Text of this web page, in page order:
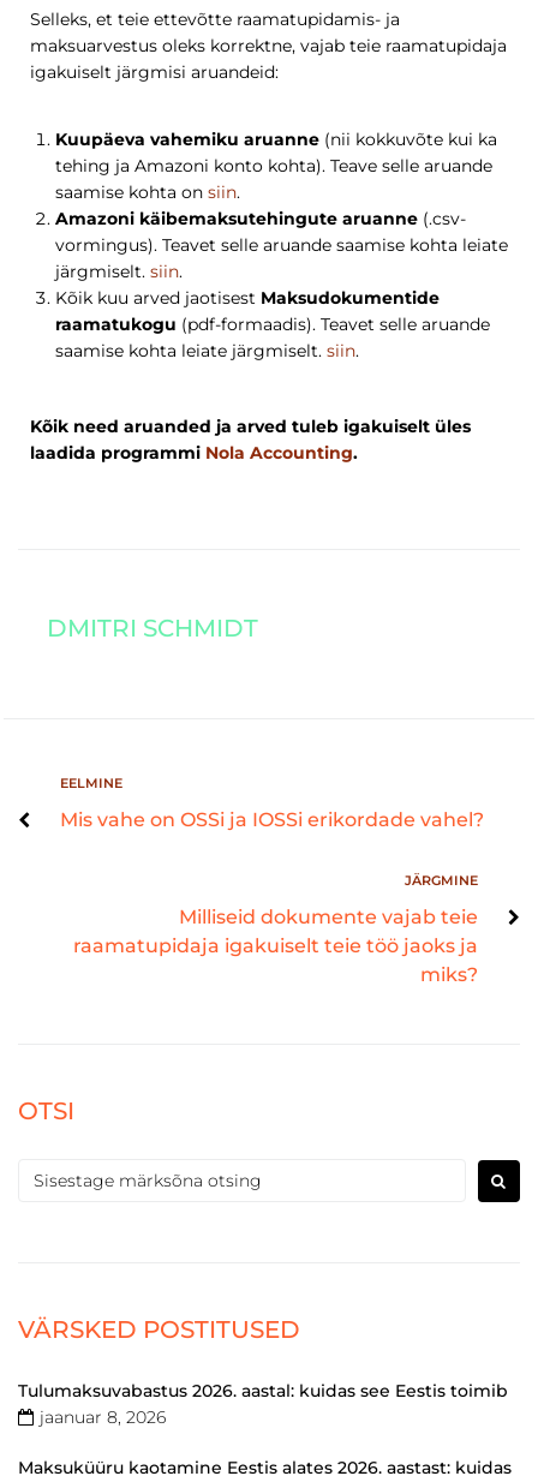
Selleks, et teie ettevõtte raamatupidamis- ja
maksuarvestus oleks korrektne, vajab teie raamatupidaja
igakuiselt järgmisi aruandeid:
Kuupäeva vahemiku aruanne (nii kokkuvõte kui ka
tehing ja Amazoni konto kohta). Teave selle aruande
saamise kohta on siin.
Amazoni käibemaksutehingute aruanne (.csv-
vormingus). Teavet selle aruande saamise kohta leiate
järgmiselt. siin.
Kõik kuu arved jaotisest Maksudokumentide
raamatukogu (pdf-formaadis). Teavet selle aruande
saamise kohta leiate järgmiselt. siin.
Kõik need aruanded ja arved tuleb igakuiselt üles
laadida programmi Nola Accounting.
DMITRI SCHMIDT
EELMINE
Mis vahe on OSSi ja IOSSi erikordade vahel?
JÄRGMINE
Milliseid dokumente vajab teie
raamatupidaja igakuiselt teie töö jaoks ja
miks?
OTSI
VÄRSKED POSTITUSED
Tulumaksuvabastus 2026. aastal: kuidas see Eestis toimib
jaanuar 8, 2026
Maksuküüru kaotamine Eestis alates 2026. aastast: kuidas